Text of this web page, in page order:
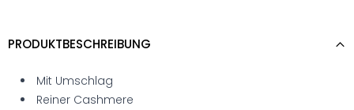
PRODUKTBESCHREIBUNG
Mit Umschlag
Reiner Cashmere